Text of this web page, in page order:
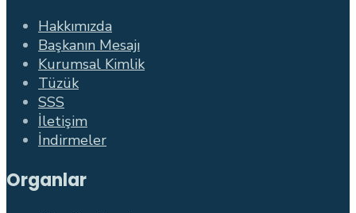
Hakkımızda
Başkanın Mesajı
Kurumsal Kimlik
Tüzük
SSS
İletişim
İndirmeler
Organlar